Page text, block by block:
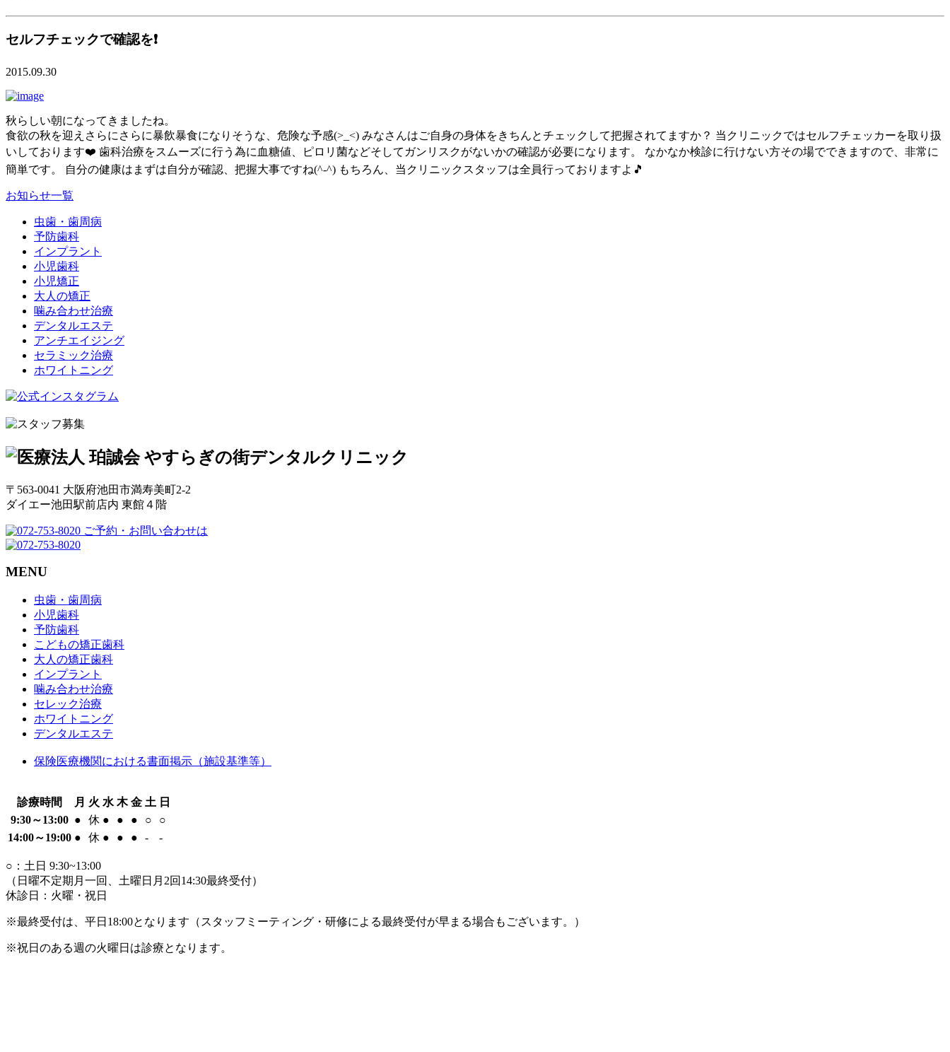
セルフチェックで確認を❗️
2015.09.30
秋らしい朝になってきましたね。
食欲の秋を迎えさらにさらに暴飲暴食になりそうな、危険な予感(>_<) みなさんはご自身の身体をきちんとチェックして把握されてますか？ 当クリニックではセルフチェッカーを取り扱
いしております❤️ 歯科治療をスムーズに行う為に血糖値、ピロリ菌などそしてガンリスクがないかの確認が必要になります。 なかなか検診に行けない方その場でできますので、非常に
簡単です。 自分の健康はまずは自分が確認、把握大事ですね(^-^) もちろん、当クリニックスタッフは全員行っておりますよ🎵
お知らせ一覧
虫歯・歯周病
予防歯科
インプラント
小児歯科
小児矯正
大人の矯正
噛み合わせ治療
デンタルエステ
アンチエイジング
セラミック治療
ホワイトニング
〒563-0041 大阪府池田市満寿美町2-2
ダイエー池田駅前店内 東館４階
ご予約・お問い合わせは
MENU
虫歯・歯周病
小児歯科
予防歯科
こどもの矯正歯科
大人の矯正歯科
インプラント
噛み合わせ治療
セレック治療
ホワイトニング
デンタルエステ
保険医療機関における書面掲示（施設基準等）
診療時間 月 火 水 木 金 土 日
9:30～13:00 ● 休 ● ● ● ○
○
14:00～19:00 ● 休 ● ● ● - -
○：土日 9:30~13:00
（日曜不定期月一回、土曜日月2回14:30最終受付）
休診日：火曜・祝日
※最終受付は、平日18:00となります（スタッフミーティング・研修による最終受付が早まる場合もございます。）
※祝日のある週の火曜日は診療となります。